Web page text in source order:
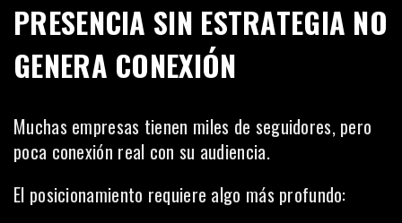
PRESENCIA SIN ESTRATEGIA NO
GENERA CONEXIÓN
Muchas empresas tienen miles de seguidores, pero
poca conexión real con su audiencia.
El posicionamiento requiere algo más profundo: